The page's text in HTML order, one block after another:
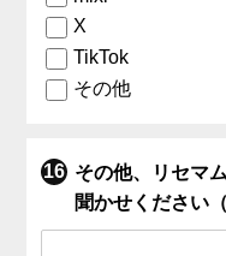
X
TikTok
その他
その他、リセマ
聞かせください